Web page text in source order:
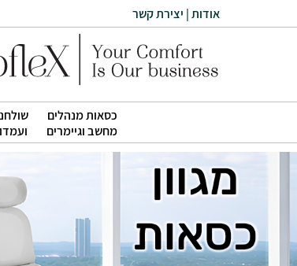
אודות| יצירת קשר
כסאות מנהלים
מחשב וגיימרים